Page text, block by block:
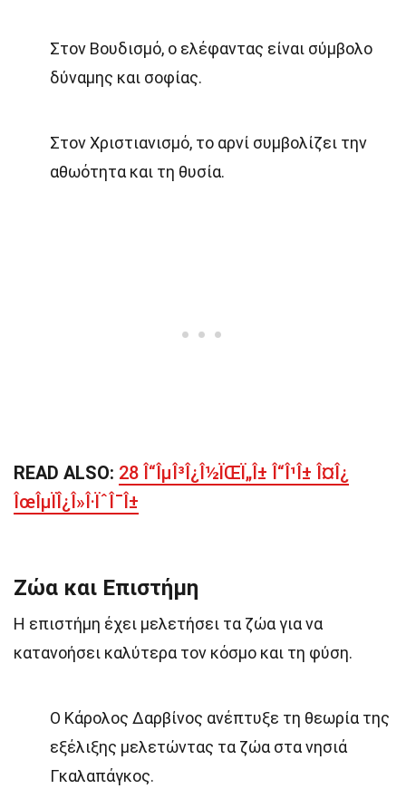
Στον Βουδισμό, ο ελέφαντας είναι σύμβολο
δύναμης και σοφίας.
Στον Χριστιανισμό, το αρνί συμβολίζει την
αθωότητα και τη θυσία.
READ ALSO: 28 Î“ÎµÎ³Î¿Î½ÏŒÏ„Î± Î“Î¹Î± Î¤Î¿
ÎœÎµÏÎ¿Î»Î·ÏˆÎ¯Î±
Ζώα και Επιστήμη
Η επιστήμη έχει μελετήσει τα ζώα για να
κατανοήσει καλύτερα τον κόσμο και τη φύση.
Ο Κάρολος Δαρβίνος ανέπτυξε τη θεωρία της
εξέλιξης μελετώντας τα ζώα στα νησιά
Γκαλαπάγκος.